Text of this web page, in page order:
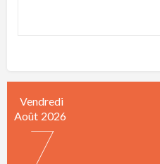
Vendredi
Août 2026
7